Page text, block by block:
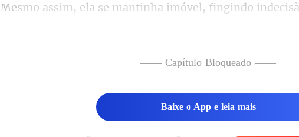
nha imóvel, fingindo inde
—— Capítulo Bloqueado ——
Baixe o App e leia mais